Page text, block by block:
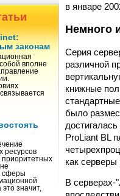
законам
вполне
ресурсов
приоритетных
сферы
значит,
в январе
Немного
Серия
различной
книжные
было
ProLiant BL
как
В серверах-